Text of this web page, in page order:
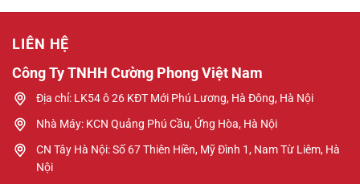
LIÊN HỆ
Công Ty TNHH Cường Phong Việt Nam
Địa chỉ: LK54 ô 26 KĐT Mới Phú Lương, Hà Đông, Hà Nội
Nhà Máy: KCN Quảng Phú Cầu, Ứng Hòa, Hà Nội
CN Tây Hà Nội: Số 67 Thiên Hiền, Mỹ Đình 1, Nam Từ Liêm, Hà
Nội